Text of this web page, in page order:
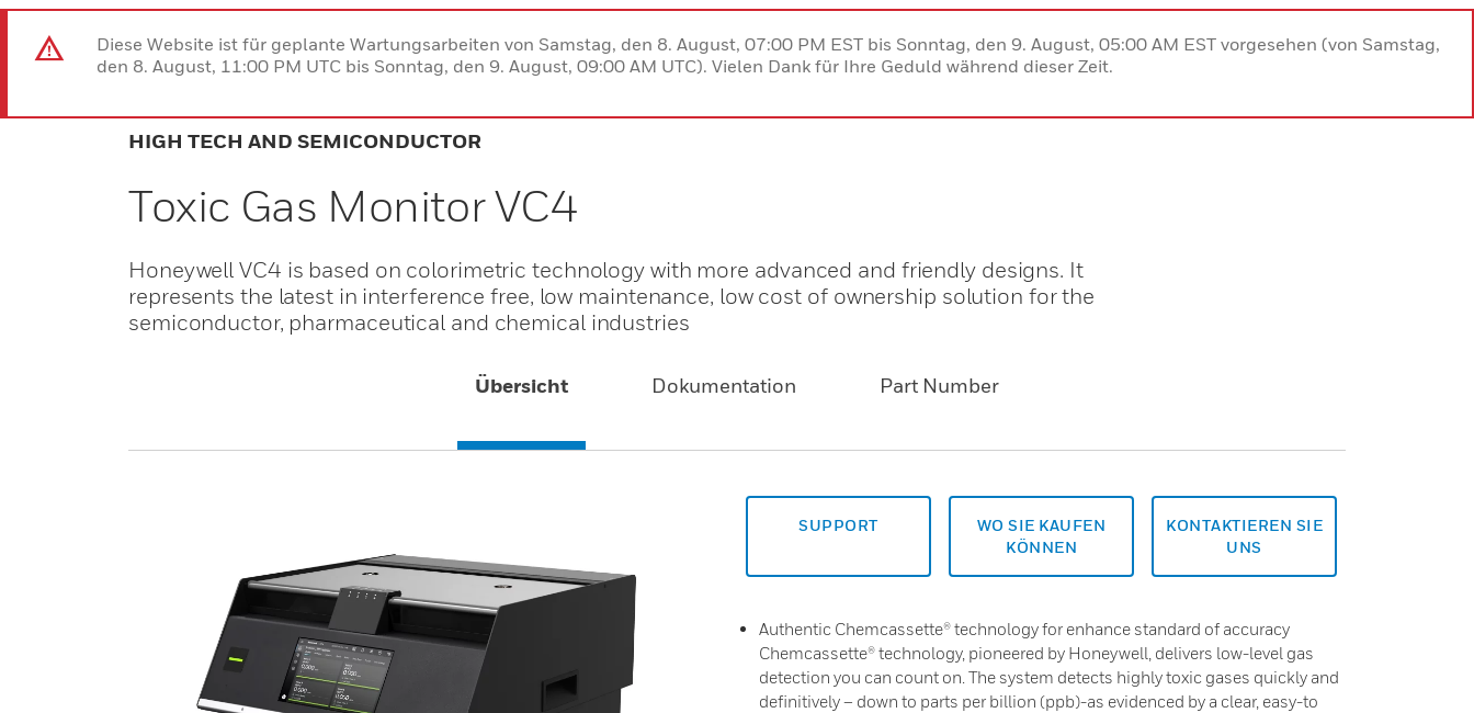
Diese Website ist für geplante Wartungsarbeiten von Samstag, den 8. August, 07:00 PM EST bis Sonntag, den 9. August, 05:00 AM EST vorgesehen (von Samstag,
den 8. August, 11:00 PM UTC bis Sonntag, den 9. August, 09:00 AM UTC). Vielen Dank für Ihre Geduld während dieser Zeit.
HIGH TECH AND SEMICONDUCTOR
Toxic Gas Monitor VC4
Honeywell VC4 is based on colorimetric technology with more advanced and friendly designs. It
represents the latest in interference free, low maintenance, low cost of ownership solution for the
semiconductor, pharmaceutical and chemical industries
Übersicht Dokumentation Part Number
SUPPORT
WO SIE KAUFEN
KÖNNEN
KONTAKTIEREN SIE
UNS
Authentic Chemcassette® technology for enhance standard of accuracy
Chemcassette® technology, pioneered by Honeywell, delivers low-level gas
detection you can count on. The system detects highly toxic gases quickly and
definitively – down to parts per billion (ppb)-as evidenced by a clear, easy-to